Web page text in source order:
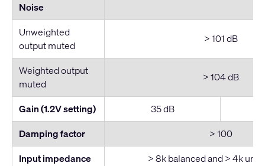
Noise
Unweighted
output muted
> 101 dB
Weighted output
muted
> 104 dB
Gain (1.2V setting)
35 dB
Damping factor
> 100
Input impedance
> 8k balanced and > 4k